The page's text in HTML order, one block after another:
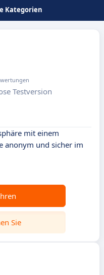
Kategorien
Testversion
mit einem
anonym und sicher im
Sie